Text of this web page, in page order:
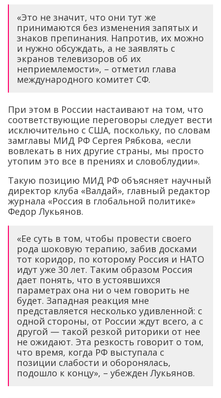
«Это не значит, что они тут же
принимаются без изменения запятых и
знаков препинания. Напротив, их можно
и нужно обсуждать, а не заявлять с
экранов телевизоров об их
неприемлемости», – отметил глава
международного комитет СФ.
При этом в России настаивают на том, что
соответствующие переговоры следует вести
исключительно с США, поскольку, по словам
замглавы МИД РФ Сергея Рябкова, «если
вовлекать в них другие страны, мы просто
утопим это все в прениях и словоблудии».
Такую позицию МИД РФ объясняет научный
директор клуба «Валдай», главный редактор
журнала «Россия в глобальной политике»
Федор Лукьянов.
«Ее суть в том, чтобы провести своего
рода шоковую терапию, забив досками
тот коридор, по которому Россия и НАТО
идут уже 30 лет. Таким образом Россия
дает понять, что в устоявшихся
параметрах она ни о чем говорить не
будет. Западная реакция мне
представляется несколько удивленной: с
одной стороны, от России ждут всего, а с
другой — такой резкой риторики от нее
не ожидают. Эта резкость говорит о том,
что время, когда РФ выступала с
позиции слабости и оборонялась,
подошло к концу», – убежден Лукьянов.